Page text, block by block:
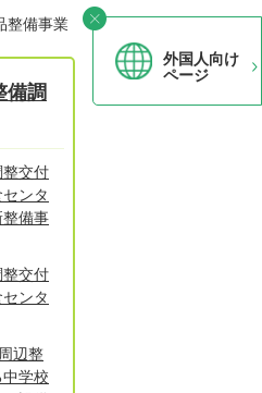
外国人向け
ページ
整備事業
備調
交付
ンタ
備事
交付
ンタ
辺整
学校